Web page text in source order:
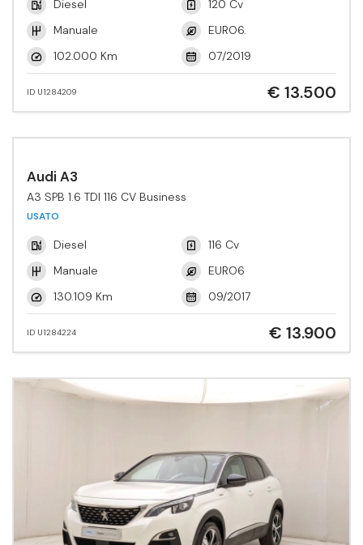
Diesel
120 Cv
Manuale
EURO6.
102.000 Km
07/2019
ID U1284209 € 13.500
Audi A3
A3 SPB 1.6 TDI 116 CV Business
USATO
Diesel
116 Cv
Manuale
EURO6
130.109 Km
09/2017
ID U1284224 € 13.900